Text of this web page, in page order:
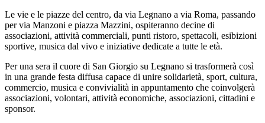
Le vie e le piazze del centro, da via Legnano a via Roma, passando
per via Manzoni e piazza Mazzini, ospiteranno decine di
associazioni, attività commerciali, punti ristoro, spettacoli, esibizioni
sportive, musica dal vivo e iniziative dedicate a tutte le età.
Per una sera il cuore di San Giorgio su Legnano si trasformerà così
in una grande festa diffusa capace di unire solidarietà, sport, cultura,
commercio, musica e convivialità in appuntamento che coinvolgerà
associazioni, volontari, attività economiche, associazioni, cittadini e
sponsor.